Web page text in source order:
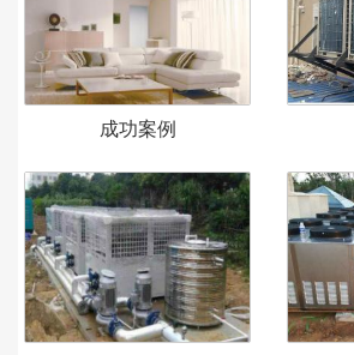
成功案例